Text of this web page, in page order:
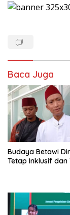
Baca Juga
Budaya Betawi
Tetap Inklusif dan